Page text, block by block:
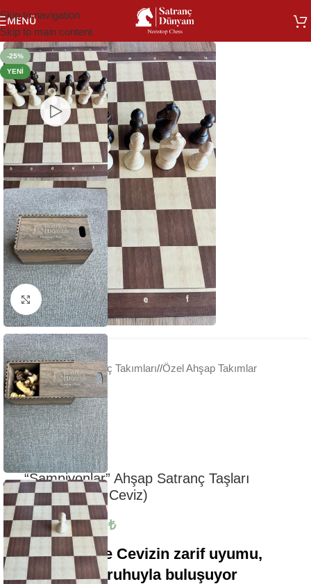
Skip to navigation
Skip to main content
MENÜ
-25%
YENI
Büyütmek için tıklayın
Ana Sayfa/ Satranç Takımları/ Özel Ahşap Takımlar
“Şampiyonlar” Ahşap Satranç Taşları
(Dişbudak ve Ceviz)
11.900₺ 8.900₺
Dişbudak ve Cevizin zarif uyumu,
şampiyona ruhuyla buluşuyor